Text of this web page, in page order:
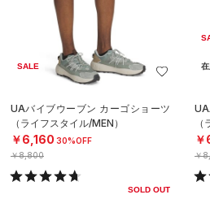
SALE
UAバイブウーブン カーゴショーツ
（ライフスタイル/MEN）
￥6,160 30%OFF
￥8,800
SOLD OUT
￥